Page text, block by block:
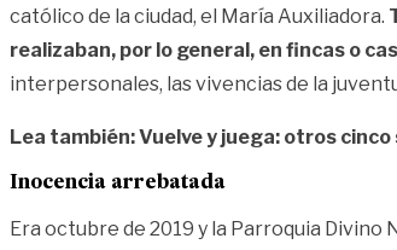
católico de la ciudad, el María Auxiliadora.
realizaban, por lo general, en fincas o
interpersonales, las vivencias de la
Lea también: Vuelve y juega: otros
Inocencia arrebatada
Era octubre de 2019 y la Parroquia Divino